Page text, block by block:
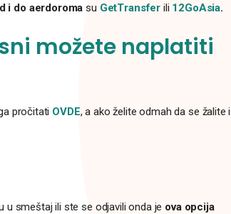
i do aerdoroma su GetTransfer ili 12GoAsia.
možete naplatiti
pročitati OVDE, a ako želite odmah da se žalite i
u smeštaj ili ste se odjavili onda je ova opcija